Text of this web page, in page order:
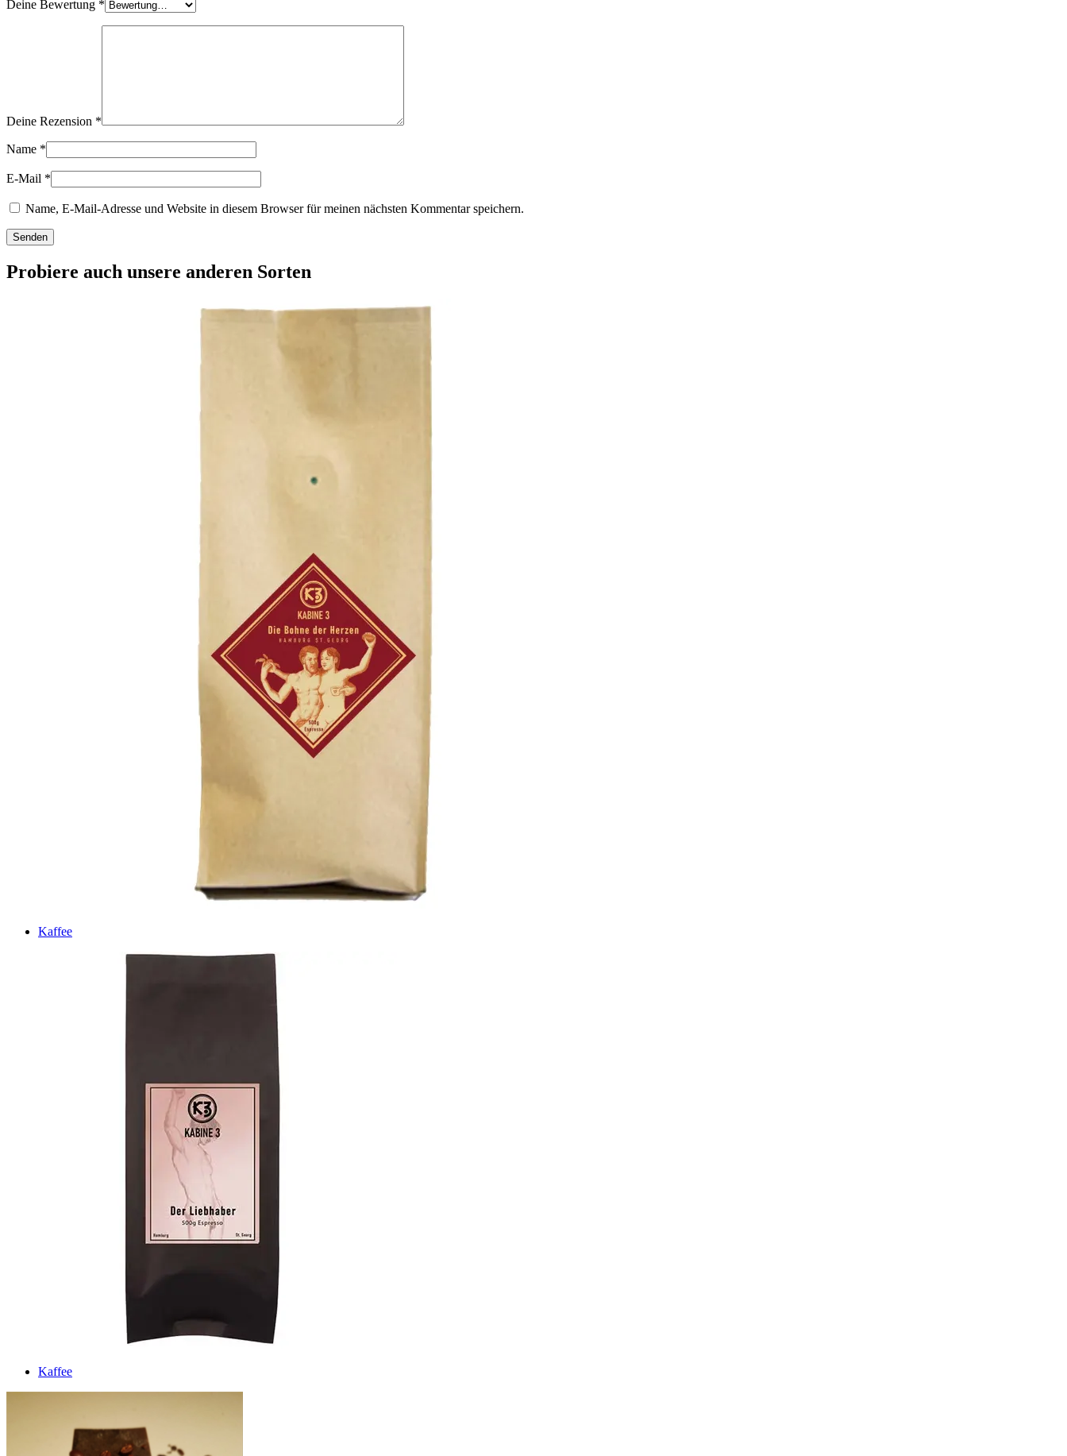
Deine Bewertung *
Deine Rezension *
Name *
E-Mail *
Name, E-Mail-Adresse und Website in diesem Browser für meinen nächsten Kommentar speichern.
Probiere auch unsere anderen Sorten
Kaffee
Kaffee